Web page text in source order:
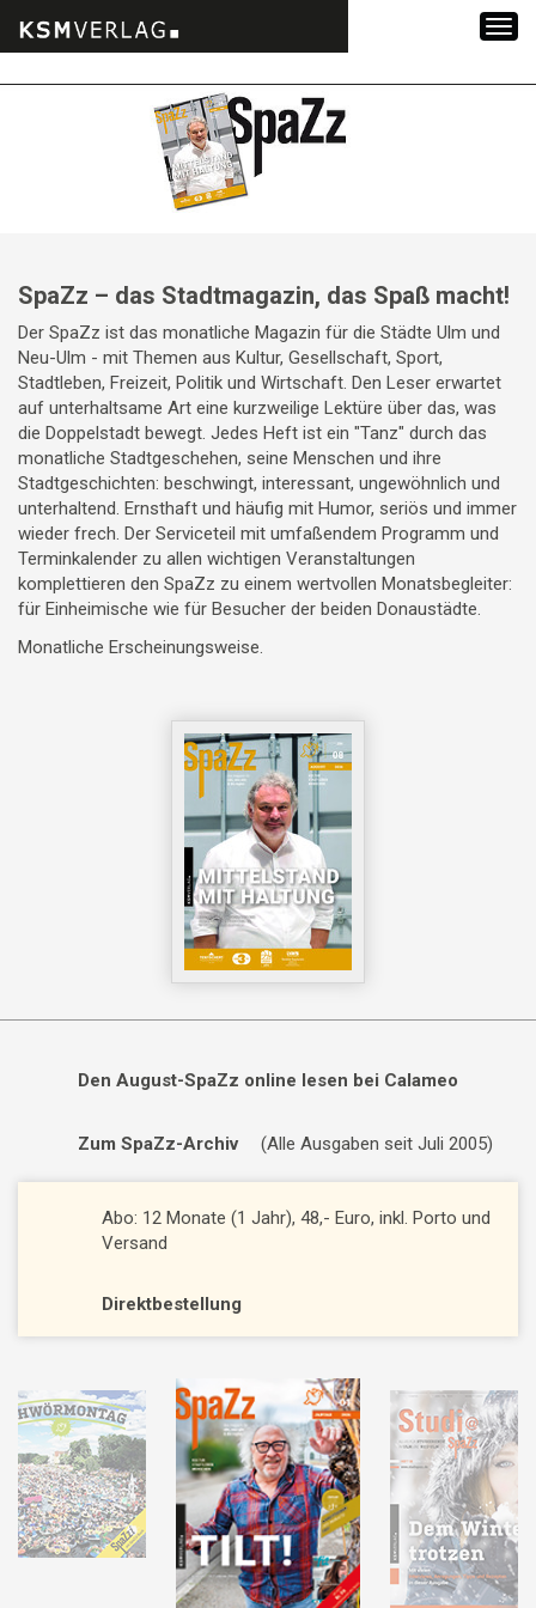
SpaZz – das Stadtmagazin, das Spaß macht!
Der SpaZz ist das monatliche Magazin für die Städte Ulm und
Neu-Ulm - mit Themen aus Kultur, Gesellschaft, Sport,
Stadtleben, Freizeit, Politik und Wirtschaft. Den Leser erwartet
auf unterhaltsame Art eine kurzweilige Lektüre über das, was
die Doppelstadt bewegt. Jedes Heft ist ein "Tanz" durch das
monatliche Stadtgeschehen, seine Menschen und ihre
Stadtgeschichten: beschwingt, interessant, ungewöhnlich und
unterhaltend. Ernsthaft und häufig mit Humor, seriös und immer
wieder frech. Der Serviceteil mit umfaßendem Programm und
Terminkalender zu allen wichtigen Veranstaltungen
komplettieren den SpaZz zu einem wertvollen Monatsbegleiter:
für Einheimische wie für Besucher der beiden Donaustädte.
Monatliche Erscheinungsweise.
Den August-SpaZz online lesen bei Calameo
Zum SpaZz-Archiv (Alle Ausgaben seit Juli 2005)
Abo: 12 Monate (1 Jahr), 48,- Euro, inkl. Porto und
Versand
Direktbestellung